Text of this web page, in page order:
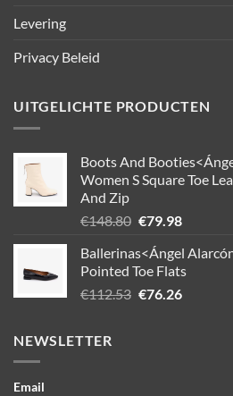
Levering
Privacy Beleid
UITGELICHTE PRODUCTEN
Boots And
Women S Square Toe
And Zip
€148.80 Oorspronkelijke
was:
€148.80.
€79.98Huidige
is:
€79.98.
Ballerinas<Ángel
Pointed Toe Flats
€112.53 Oorspronkelijke
€76.26Huidige
NEWSLETTER
Email